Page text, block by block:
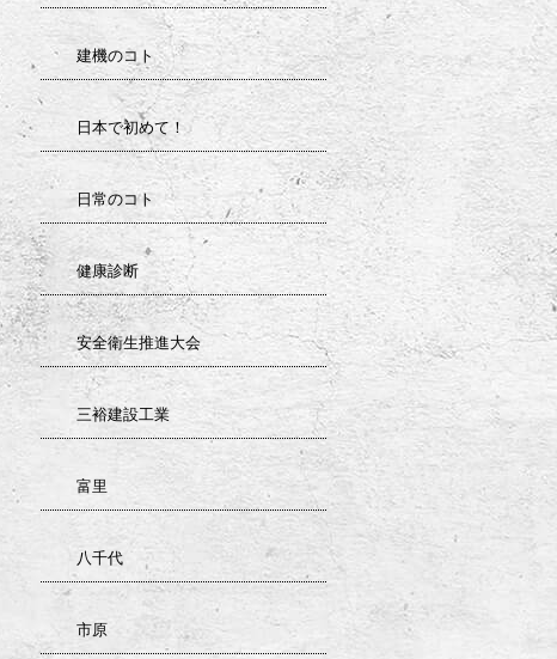
建機のコト
日本で初めて！
日常のコト
健康診断
安全衛生推進大会
三裕建設工業
富里
八千代
市原